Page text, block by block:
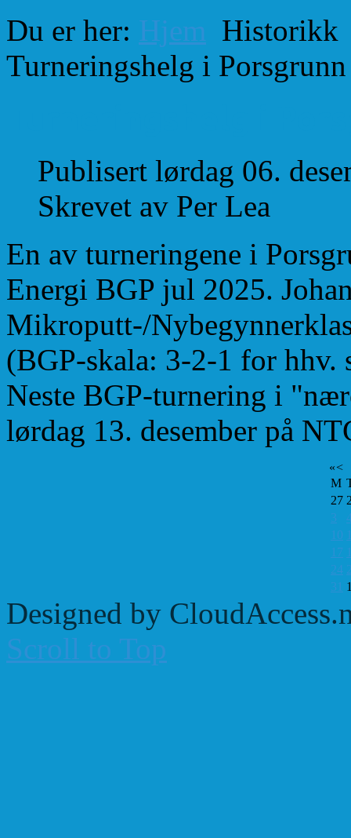
Du er her: Hjem Historikk
Turneringshelg i Porsgrunn
Publisert lørdag 06.
Skrevet av Per Lea
En av turneringene i
Energi BGP jul 2025.
Mikroputt-/
(BGP-skala: 3-2-1 for hhv.
Neste BGP-turnering i
lørdag 13. desember på
«<
M
27
3
10
17
24
31
Designed by
Scroll to Top